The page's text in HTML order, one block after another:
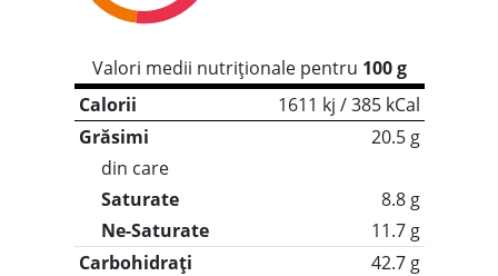
Valori medii nutriționale pentru 100 g
Calorii
1611 kj / 385 kCal
Grăsimi
20.5 g
din care
Saturate
8.8 g
Ne-Saturate
11.7 g
Carbohidrați
42.7 g